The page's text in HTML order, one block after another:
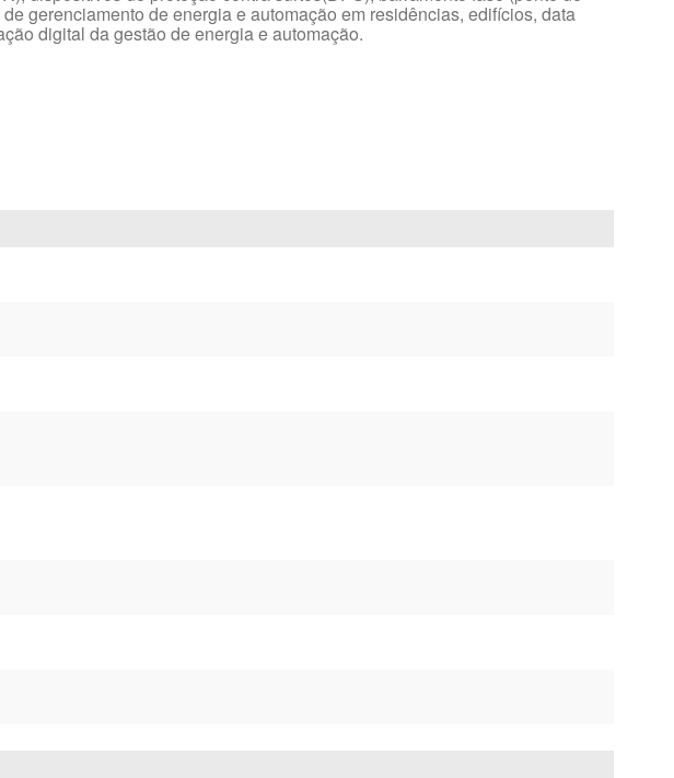
gerenciamento de energia e automação em residências, edifícios, data
digital da gestão de energia e automação.